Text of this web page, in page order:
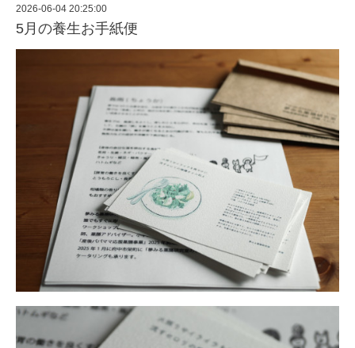
2026-06-04 20:25:00
5月の養生お手紙便